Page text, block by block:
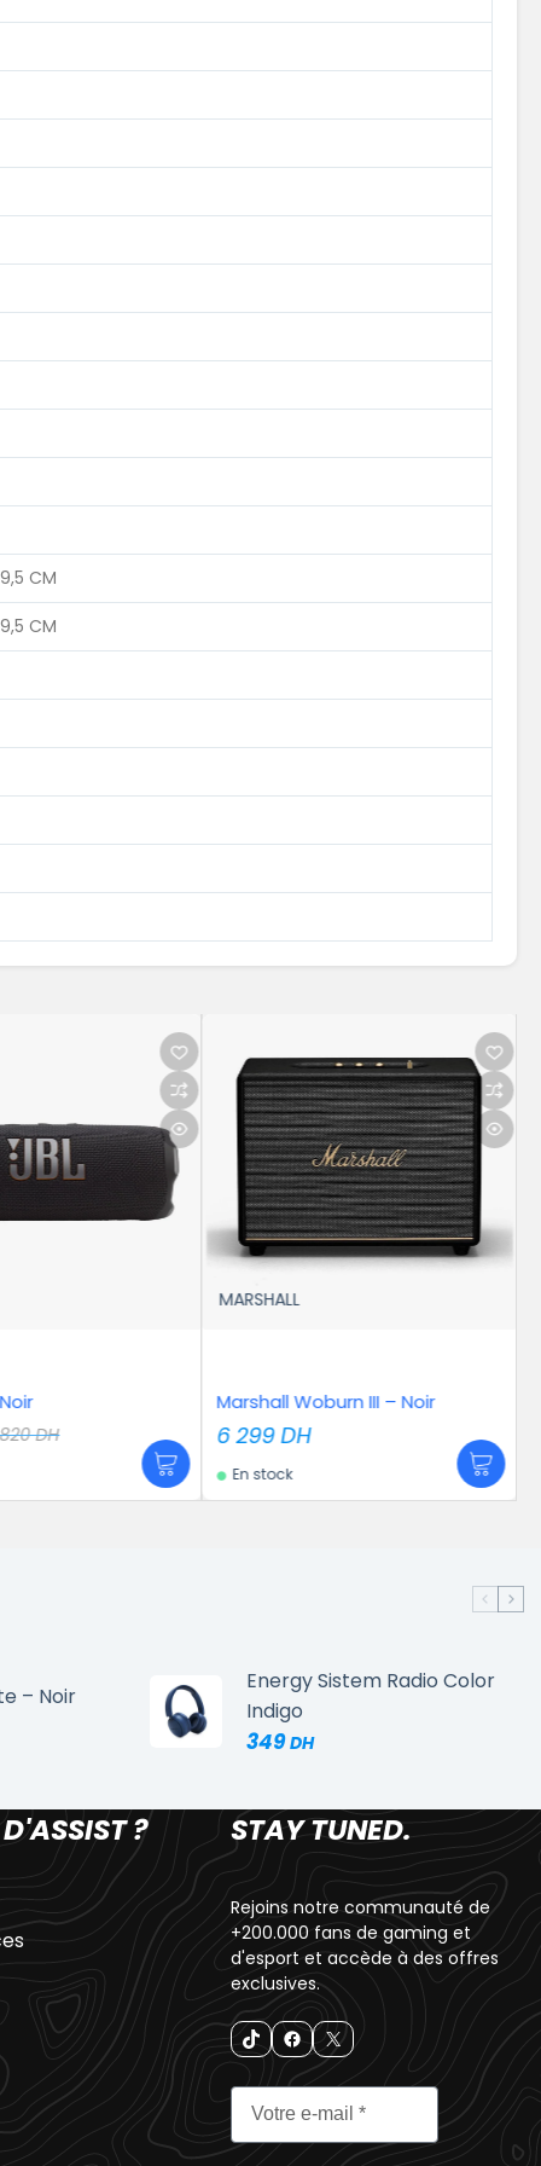
CM
CM
Woburn III – Noir
DH
JBL
JBL Tune 520 – Noir
549
– Noir
Energy Sistem Radio Color
Indigo
349
? STAY TUNED.
Rejoins notre communauté de
+200.000 fans de gaming et
d'esport et accède à des offres
exclusives.